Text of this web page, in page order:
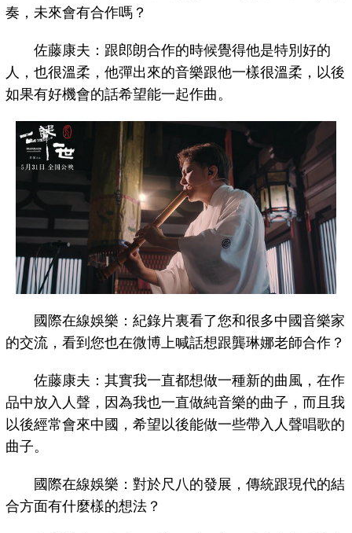
奏，未來會有合作嗎？
佐藤康夫：跟郎朗合作的時候覺得他是特別好的
人，也很溫柔，他彈出來的音樂跟他一樣很溫柔，以後
如果有好機會的話希望能一起作曲。
國際在線娛樂：紀錄片裏看了您和很多中國音樂家
的交流，看到您也在微博上喊話想跟龔琳娜老師合作？
佐藤康夫：其實我一直都想做一種新的曲風，在作
品中放入人聲，因為我也一直做純音樂的曲子，而且我
以後經常會來中國，希望以後能做一些帶入人聲唱歌的
曲子。
國際在線娛樂：對於尺八的發展，傳統跟現代的結
合方面有什麼樣的想法？